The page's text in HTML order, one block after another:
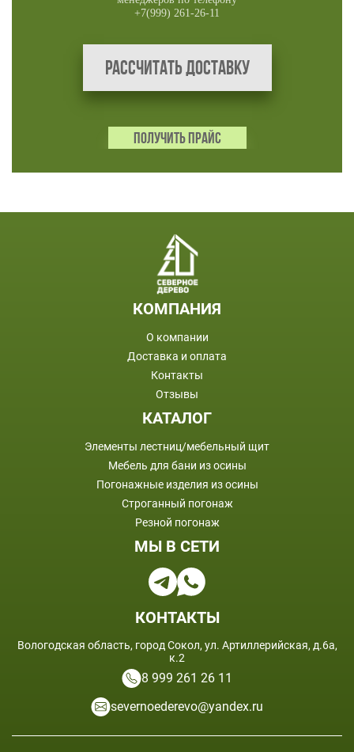
+7(999) 261-26-11
Рассчитать доставку
ПОЛУЧИТЬ ПРАЙС
КОМПАНИЯ
О компании
Доставка и оплата
Контакты
Отзывы
КАТАЛОГ
Элементы лестниц/мебельный щит
Мебель для бани из осины
Погонажные изделия из осины
Строганный погонаж
Резной погонаж
МЫ В СЕТИ
КОНТАКТЫ
Вологодская область, город Сокол, ул. Артиллерийская, д.6а,
к.2
8 999 261 26 11
severnoederevo@yandex.ru